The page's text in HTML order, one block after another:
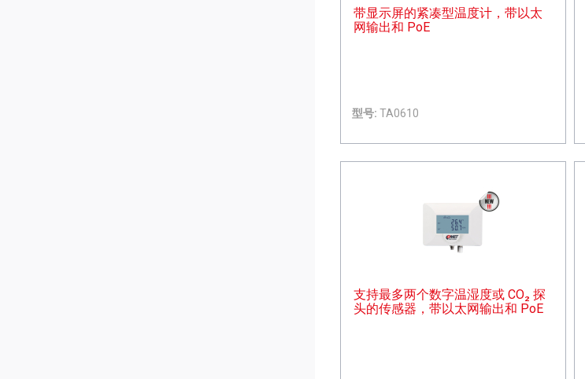
带显示屏的紧凑型温度计，带以太
网输出和 PoE
型号: TA0610
支持最多两个数字温湿度或 CO₂ 探
头的传感器，带以太网输出和 PoE